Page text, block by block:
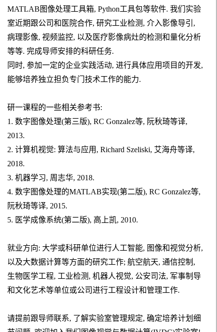
MATLAB图像处理工具箱, Python工具包等软件. 我们实验
室近期跟公司和医院合作, 研究工业检测, 介入影像导引,
病理影像, 视频监控, 以及医疗影像病灶的检测和量化分析
等等. 完成导师安排的科研任务.
同时, 参加一定的企业实践活动, 进行具体应用项目的开发,
能够培养独立担负专门技术工作的能力.
研一课程的一些相关参考书:
1. 数字图像处理(第三版), RC Gonzalez等, 阮秋琦等译,
2013.
2. 计算机视觉: 算法与应用, Richard Szeliski, 艾海舟等译,
2018.
3. 机器学习, 周志华, 2018.
4. 数字图像处理的MATLAB实现(第二版), RC Gonzalez等,
阮秋琦等译, 2015.
5. 医学成像系统(第二版), 高上凯, 2010.
就业方向: 大学或科研单位进行人工智能, 图像和视觉分析,
以及大数据计算等方面的研究工作; 航空航天, 通信控制,
生物医学工程, 工业检测, 机器人视觉, 公安司法, 军事制导
和文化艺术等单位或公司进行工程设计和管理工作.
请提前跟导师联系, 了解实验室管理规定, 确定培养计划细